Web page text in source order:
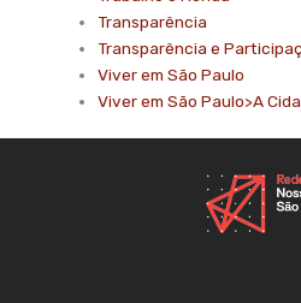
Transparência
Transparência e
Viver em São Paulo
Viver em São Paulo>A